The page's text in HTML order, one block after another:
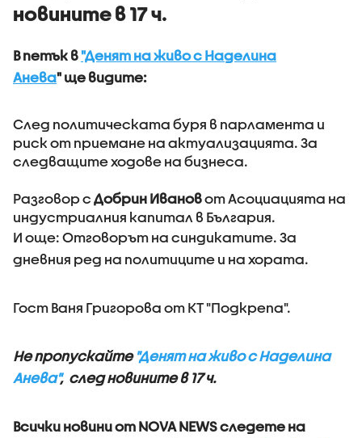
новините в 17 ч.
В петък в"Денят на живо с Наделина
Анева" ще видите:
След политическата буря в парламента и
риск от приемане на актуализацията. За
следващите ходове на бизнеса.
Разговор с Добрин Ивановот Асоциацията на
индустриалния капитал в България.
И още: Отговорът на синдикатите. За
дневния ред на политиците и на хората.
Гост Ваня Григорова от КТ "Подкрепа".
Не пропускайте "Денят на живо с Наделина
Анева", след новините в 17 ч.
Всички новини от NOVA NEWS следете на